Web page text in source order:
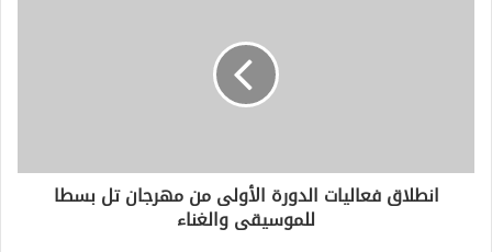
ر
انطلاق فعاليات الدورة الأولى من مهرجان تل بسطا
للموسيقى والغناء